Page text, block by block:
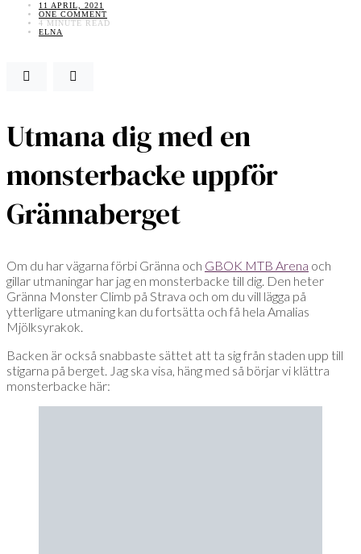
11 APRIL, 2021
ONE COMMENT
4 MINUTE READ
ELNA
Utmana dig med en
monsterbacke uppför
Grännaberget
Om du har vägarna förbi Gränna och GBOK MTB Arena och
gillar utmaningar har jag en monsterbacke till dig. Den heter
Gränna Monster Climb på Strava och om du vill lägga på
ytterligare utmaning kan du fortsätta och få hela Amalias
Mjölksyrakok.
Backen är också snabbaste sättet att ta sig från staden upp till
stigarna på berget. Jag ska visa, häng med så börjar vi klättra
monsterbacke här: